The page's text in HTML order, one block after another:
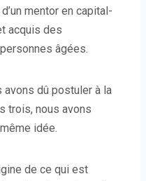
mentor en capital-
acquis des
âgées.
avons dû postuler à la
trois, nous avons
idée.
de ce qui est